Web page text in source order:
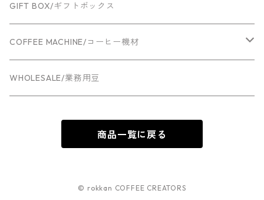
GIFT BOX/ギフトボックス
COFFEE MACHINE/コーヒー機材
Espresso machine
WHOLESALE/業務用豆
商品一覧に戻る
© rokkan COFFEE CREATORS